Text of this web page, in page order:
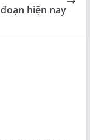
hiện nay